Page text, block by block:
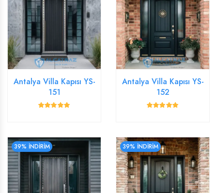
Antalya Villa Kapısı YS-
151
Antalya Villa Kapısı YS-
152
39% İNDİRİM 39% İNDİRİM